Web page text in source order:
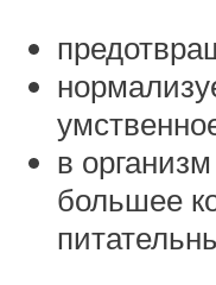
в
большее